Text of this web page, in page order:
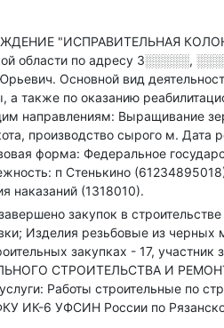
"ИСПРАВИТЕЛЬНАЯ
области по адресу 3░░░░░,
Основной вид
а также по оказанию
направлениям: Выращивание
производство сырого м. Дата
форма: Федеральное
п Стенькино
наказаний (1318010).
закупок в
Изделия резьбовые из
закупках - 17, участник
СТРОИТЕЛЬСТВА И
Работы строительные по
ИК-6 УФСИН России по